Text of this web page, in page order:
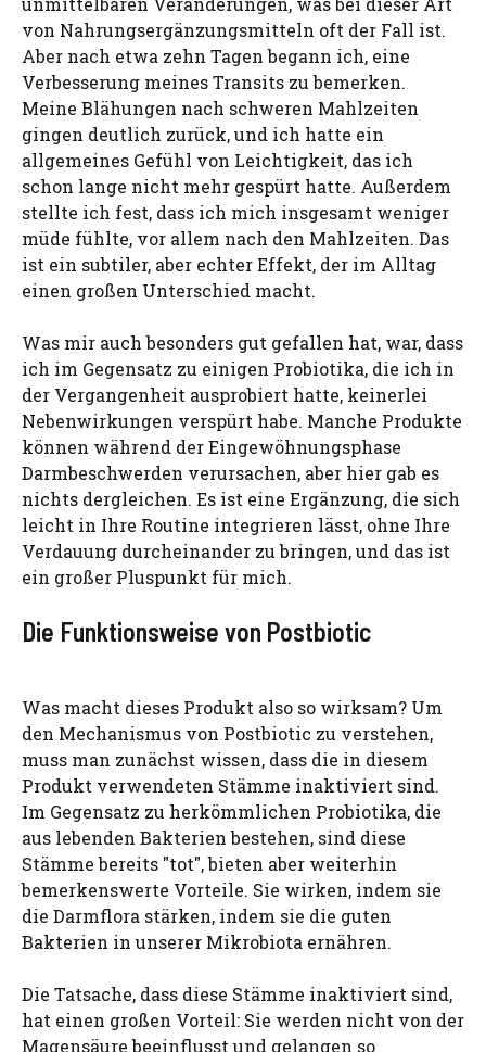
von Nahrungsergänzungsmitteln oft der Fall ist.
Aber nach etwa zehn Tagen begann ich, eine
Verbesserung meines Transits zu bemerken.
Meine Blähungen nach schweren Mahlzeiten
gingen deutlich zurück, und ich hatte ein
allgemeines Gefühl von Leichtigkeit, das ich
schon lange nicht mehr gespürt hatte. Außerdem
stellte ich fest, dass ich mich insgesamt weniger
müde fühlte, vor allem nach den Mahlzeiten. Das
ist ein subtiler, aber echter Effekt, der im Alltag
einen großen Unterschied macht.
Was mir auch besonders gut gefallen hat, war, dass
ich im Gegensatz zu einigen Probiotika, die ich in
der Vergangenheit ausprobiert hatte, keinerlei
Nebenwirkungen verspürt habe. Manche Produkte
können während der Eingewöhnungsphase
Darmbeschwerden verursachen, aber hier gab es
nichts dergleichen. Es ist eine Ergänzung, die sich
leicht in Ihre Routine integrieren lässt, ohne Ihre
Verdauung durcheinander zu bringen, und das ist
ein großer Pluspunkt für mich.
Die Funktionsweise von Postbiotic
Was macht dieses Produkt also so wirksam? Um
den Mechanismus von Postbiotic zu verstehen,
muss man zunächst wissen, dass die in diesem
Produkt verwendeten Stämme inaktiviert sind.
Im Gegensatz zu herkömmlichen Probiotika, die
aus lebenden Bakterien bestehen, sind diese
Stämme bereits "tot", bieten aber weiterhin
bemerkenswerte Vorteile. Sie wirken, indem sie
die Darmflora stärken, indem sie die guten
Bakterien in unserer Mikrobiota ernähren.
Die Tatsache, dass diese Stämme inaktiviert sind,
hat einen großen Vorteil: Sie werden nicht von der
Magensäure beeinflusst und gelangen so